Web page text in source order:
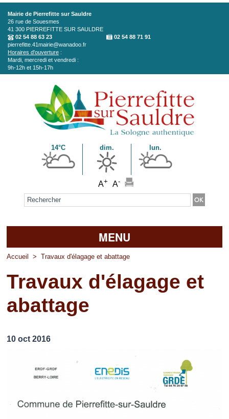
Aller au contenu principal
Mairie de Pierrefitte sur Sauldre
26 rue de Souesmes
41 300 PIERREFITTE SUR SAULDRE
02 54 88 63 23
02 54 88 71 91
pierrefitte.41mairie@wanadoo.fr
Horaires d'ouverture :
Mardi, mercredi et vendredi :
9h-12h et 15h-17h
14°C dim. lun.
A+ A-
Formulaire de recherche
MENU
Accueil
La mairie
Découvrir Pierrefitte
Loisirs
Accueil > Travaux d'élagage et abattage
Travaux d'élagage et
abattage
10 oct 2016